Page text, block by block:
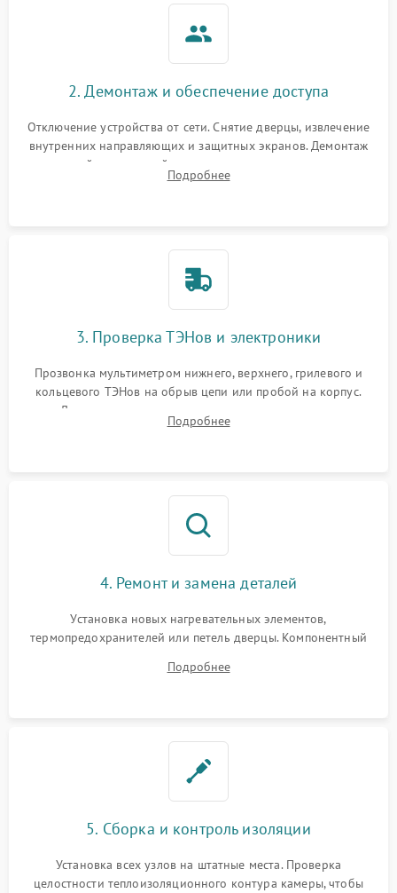
2. Демонтаж и обеспечение доступа
Отключение устройства от сети. Снятие дверцы, извлечение
внутренних направляющих и защитных экранов. Демонтаж
задней или верхней панели для прямого доступа к
нагревательным элементам, плате и вентиляторам.
Подробнее
3. Проверка ТЭНов и электроники
Прозвонка мультиметром нижнего, верхнего, грилевого и
кольцевого ТЭНов на обрыв цепи или пробой на корпус.
Диагностика термостата, датчиков температуры,
переключателя режимов и мотора конвекции.
Подробнее
4. Ремонт и замена деталей
Установка новых нагревательных элементов,
термопредохранителей или петель дверцы. Компонентный
выгоревших реле, восстановление контактов и замена
Подробнее
5. Сборка и контроль изоляции
Установка всех узлов на штатные места. Проверка
целостности теплоизоляционного контура камеры, чтобы